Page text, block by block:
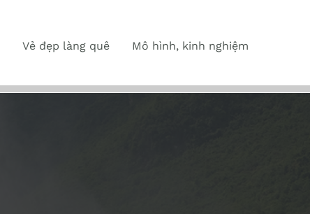
Vẻ đẹp làng quê Mô hình, kinh nghiệm